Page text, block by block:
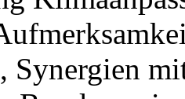
Synergien